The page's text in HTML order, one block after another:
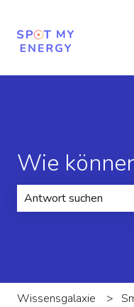
Wie
Wissensgalaxie